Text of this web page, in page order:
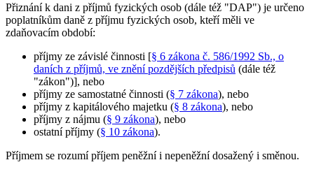
Přiznání k dani z příjmů fyzických osob (dále též "DAP") je určeno
poplatníkům daně z příjmu fyzických osob, kteří měli ve
zdaňovacím období:
příjmy ze závislé činnosti [§ 6 zákona č. 586/1992 Sb., o
daních z příjmů, ve znění pozdějších předpisů (dále též
"zákon")], nebo
příjmy ze samostatné činnosti (§ 7 zákona), nebo
příjmy z kapitálového majetku (§ 8 zákona), nebo
příjmy z nájmu (§ 9 zákona), nebo
ostatní příjmy (§ 10 zákona).
Příjmem se rozumí příjem peněžní i nepeněžní dosažený i směnou.